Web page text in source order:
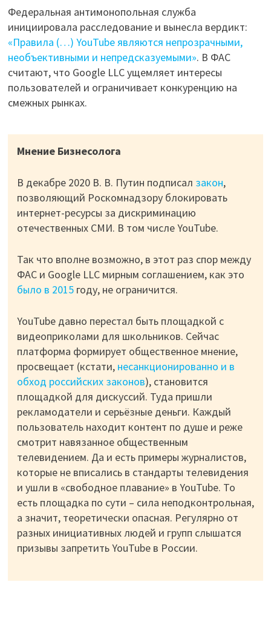
Федеральная антимонопольная служба
инициировала расследование и вынесла вердикт:
«Правила (…) YouTube являются непрозрачными,
необъективными и непредсказуемыми». В ФАС
считают, что Google LLC ущемляет интересы
пользователей и ограничивает конкуренцию на
смежных рынках.
Мнение Бизнесолога
В декабре 2020 В. В. Путин подписал закон,
позволяющий Роскомнадзору блокировать
интернет-ресурсы за дискриминацию
отечественных СМИ. В том числе YouTube.
Так что вполне возможно, в этот раз спор между
ФАС и Google LLC мирным соглашением, как это
было в 2015году, не ограничится.
YouTube давно перестал быть площадкой с
видеоприколами для школьников. Сейчас
платформа формирует общественное мнение,
просвещает (кстати, несанкционированно и в
обход российских законов), становится
площадкой для дискуссий. Туда пришли
рекламодатели и серьёзные деньги. Каждый
пользователь находит контент по душе и реже
смотрит навязанное общественным
телевидением. Да и есть примеры журналистов,
которые не вписались в стандарты телевидения
и ушли в «свободное плавание» в YouTube. То
есть площадка по сути – сила неподконтрольная,
а значит, теоретически опасная. Регулярно от
разных инициативных людей и групп слышатся
призывы запретить YouTube в России.